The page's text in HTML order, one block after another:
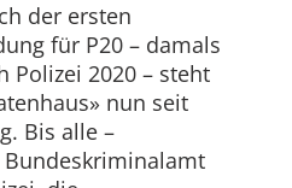
der ersten
für P20 – damals
Polizei 2020 – steht
nun seit
Bis alle –